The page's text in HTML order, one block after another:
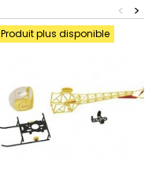
>
<
Produit plus disponible